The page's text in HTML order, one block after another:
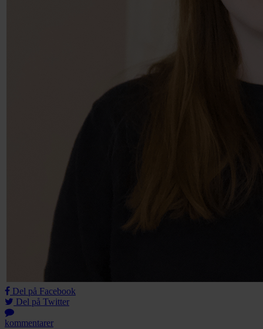
Del på Facebook
Del på Twitter
kommentarer